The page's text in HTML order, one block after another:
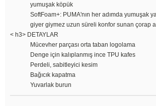
yumuşak köpük
SoftFoam+: PUMA'nın her adımda yumuşak
giyer giymez uzun süreli konfor sunan çorap
< h3> DETAYLAR
Mücevher parçası orta taban logolama
Denge için kalıplanmış ince TPU kafes
Perdeli, sabitleyici kesim
Bağıcık kapatma
Yuvarlak burun